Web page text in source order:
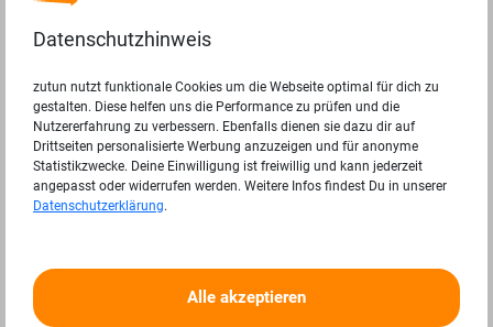
Ergebnisse.
« »
Datenschutzhinweis
zutun nutzt funktionale Cookies um die Webseite optimal für dich zu
gestalten. Diese helfen uns die Performance zu prüfen und die
Nutzererfahrung zu verbessern. Ebenfalls dienen sie dazu dir auf
Drittseiten personalisierte Werbung anzuzeigen und für anonyme
Statistikzwecke. Deine Einwilligung ist freiwillig und kann jederzeit
angepasst oder widerrufen werden. Weitere Infos findest Du in unserer
Datenschutzerklärung.
Alle akzeptieren